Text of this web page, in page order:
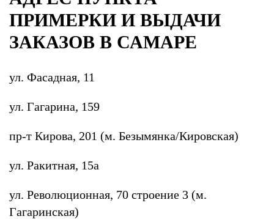
ПРИМЕРКИ И ВЫДАЧИ
ЗАКАЗОВ В САМАРЕ
ул. Фасадная, 11
ул. Гагарина, 159
пр-т Кирова, 201 (м. Безымянка/Кировская)
ул. Ракитная, 15а
ул. Революционная, 70 строение 3 (м.
Гагаринская)